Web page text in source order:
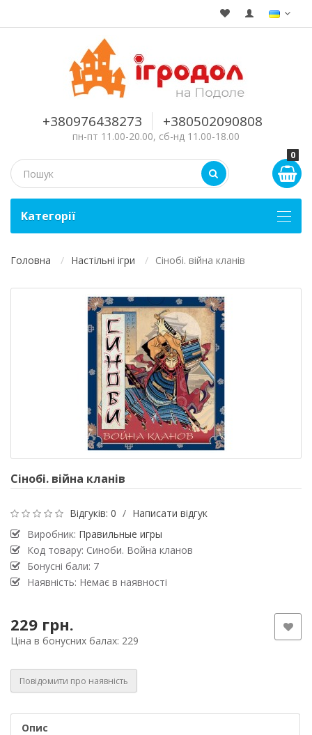
+380976438273 +380502090808
пн-пт 11.00-20.00, сб-нд 11.00-18.00
0
Kатегорії
Головна Настільні ігри Сінобі. війна кланів
Сінобі. війна кланів
Відгуків: 0 / Написати відгук
Виробник: Правильные игры
Код товару: Синоби. Война кланов
Бонусні бали: 7
Наявність: Немає в наявності
229 грн.
Ціна в бонусних балах: 229
Повідомити про наявність
Опис